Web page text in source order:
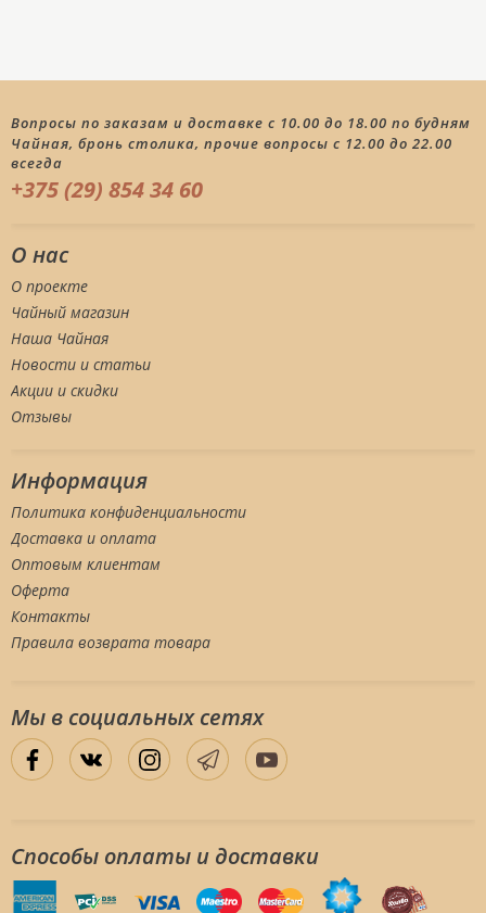
Вопросы по заказам и доставке с 10.00 до 18.00 по будням
Чайная, бронь столика, прочие вопросы с 12.00 до 22.00
всегда
+375 (29) 854 34 60
О нас
О проекте
Чайный магазин
Наша Чайная
Новости и статьи
Акции и скидки
Отзывы
Информация
Политика конфиденциальности
Доставка и оплата
Оптовым клиентам
Оферта
Контакты
Правила возврата товара
Мы в социальных сетяx
Способы оплаты и доставки